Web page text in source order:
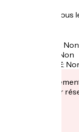
Toute l'année tous
Non
Non
Recharge VAE:
Cet
leur site pour